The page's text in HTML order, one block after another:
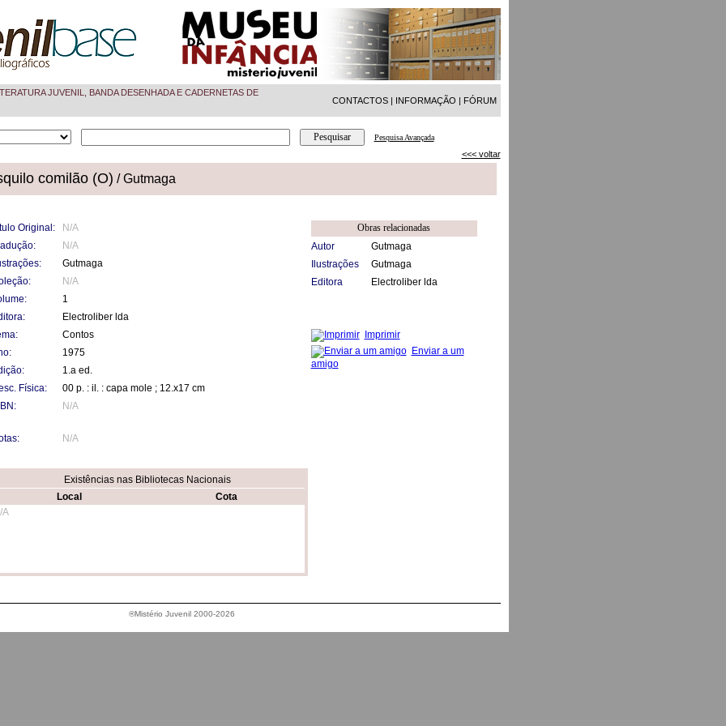
JUVENIL, BANDA DESENHADA E CADERNETAS DE
CONTACTOS | INFORMAÇÃO | FÓRUM
Pesquisa Avançada
<<< voltar
comilão (O) / Gutmaga
Original:
N/A
N/A
Gutmaga
N/A
1
Electroliber lda
Contos
1975
1.a ed.
Física:
00 p. : il. : capa mole ; 12.x17 cm
N/A
N/A
Existências nas Bibliotecas Nacionais
Local
Cota
A
Obras relacionadas
Autor
Gutmaga
Ilustrações
Gutmaga
Editora
Electroliber lda
Imprimir
Enviar a um
amigo
®Mistério Juvenil 2000-2026